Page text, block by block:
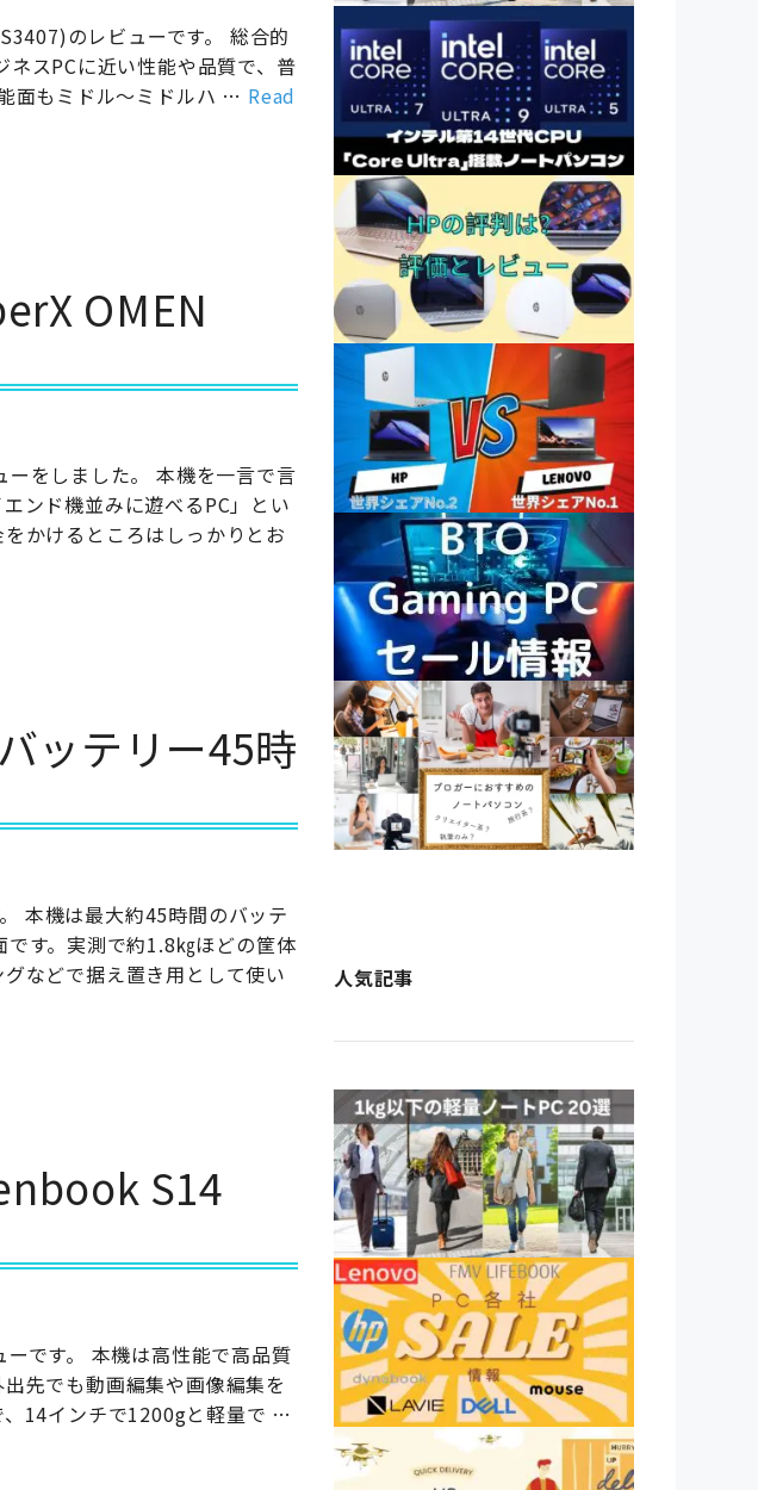
のレビューです。 総合的
ネスPCに近い性能や品質で、普
面もミドル～ミドルハ … Read
OMEN
をしました。 本機を一言で言
ンド機並みに遊べるPC」とい
かけるところはしっかりとお
ッテリー45時
本機は最大約45時間のバッテ
す。実測で約1.8㎏ほどの筐体
などで据え置き用として使い
S14
です。 本機は高性能で高品質
先でも動画編集や画像編集を
、14インチで1200gと軽量で …
人気記事